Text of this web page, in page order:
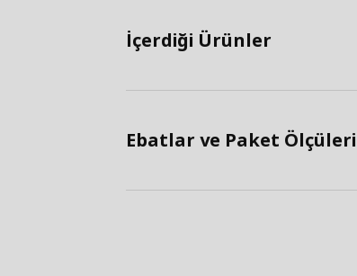
İçerdiği Ürünler
Ebatlar ve Paket Ölçüleri